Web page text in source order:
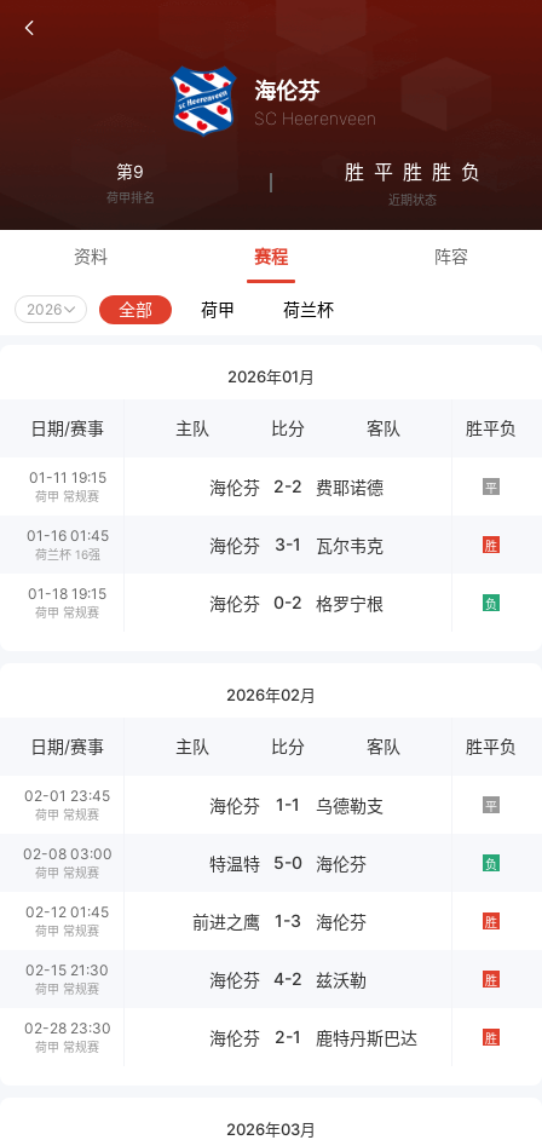
海伦芬
SC Heerenveen
第9
荷甲排名
胜 平 胜 胜 负
近期状态
资料 赛程 阵容
2026 全部 荷甲 荷兰杯
2026年01月
日期/赛事 主队 比分 客队 胜平负
01-11 19:15
荷甲 常规赛 海伦芬 2-2 费耶诺德 平
01-16 01:45
荷兰杯 16强 海伦芬 3-1 瓦尔韦克 胜
01-18 19:15
荷甲 常规赛 海伦芬 0-2 格罗宁根 负
2026年02月
日期/赛事 主队 比分 客队 胜平负
02-01 23:45
荷甲 常规赛 海伦芬 1-1 乌德勒支 平
02-08 03:00
荷甲 常规赛 特温特 5-0 海伦芬 负
02-12 01:45
荷甲 常规赛 前进之鹰 1-3 海伦芬 胜
02-15 21:30
荷甲 常规赛 海伦芬 4-2 兹沃勒 胜
02-28 23:30
荷甲 常规赛 海伦芬 2-1 鹿特丹斯巴达 胜
2026年03月